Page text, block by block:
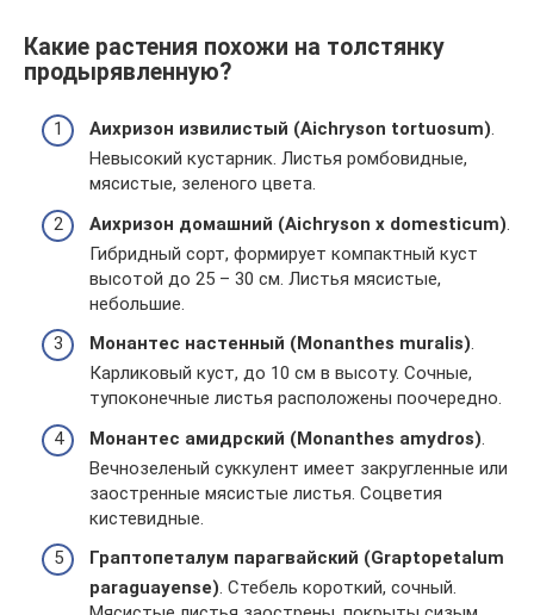
Какие растения похожи на толстянку
продырявленную?
Аихризон извилистый (Aichryson tortuosum).
Невысокий кустарник. Листья ромбовидные,
мясистые, зеленого цвета.
Аихризон домашний (Aichryson x domesticum).
Гибридный сорт, формирует компактный куст
высотой до 25 – 30 см. Листья мясистые,
небольшие.
Монантес настенный (Monanthes muralis).
Карликовый куст, до 10 см в высоту. Сочные,
тупоконечные листья расположены поочередно.
Монантес амидрский (Monanthes amydros).
Вечнозеленый суккулент имеет закругленные или
заостренные мясистые листья. Соцветия
кистевидные.
Граптопеталум парагвайский (Graptopetalum
paraguayense). Стебель короткий, сочный.